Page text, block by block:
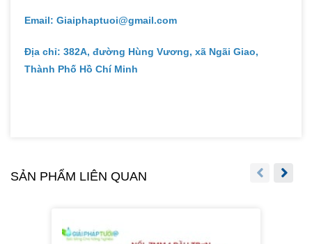
Email: Giaiphaptuoi@gmail.com
Địa chỉ: 382A, đường Hùng Vương, xã Ngãi Giao,
Thành Phố Hồ Chí Minh
SẢN PHẨM LIÊN QUAN